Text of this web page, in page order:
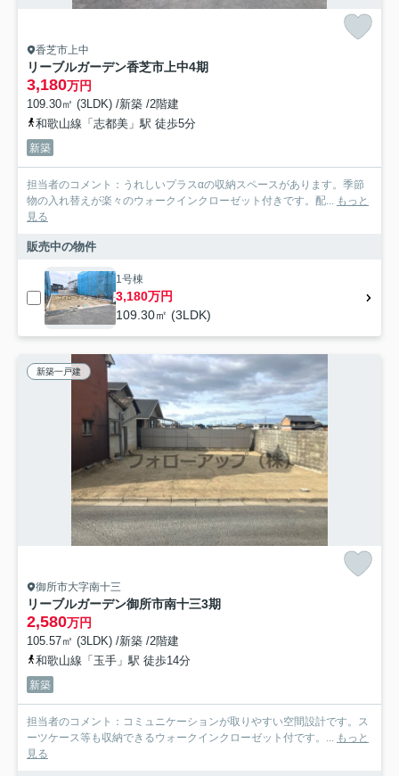
香芝市上中
リーブルガーデン香芝市上中4期
3,180万円
109.30㎡ (3LDK) /新築 /2階建
和歌山線「志都美」駅 徒歩5分
新築
担当者のコメント：うれしいプラスαの収納スペースがあります。季節
物の入れ替えが楽々のウォークインクローゼット付きです。配... もっと
見る
販売中の物件
1号棟
3,180万円
109.30㎡ (3LDK)
新築一戸建
御所市大字南十三
リーブルガーデン御所市南十三3期
2,580万円
105.57㎡ (3LDK) /新築 /2階建
和歌山線「玉手」駅 徒歩14分
新築
担当者のコメント：コミュニケーションが取りやすい空間設計です。ス
ーツケース等も収納できるウォークインクローゼット付です。... もっと
見る